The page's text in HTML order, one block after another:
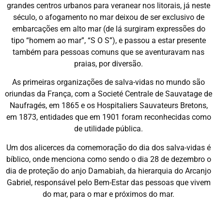
grandes centros urbanos para veranear nos litorais, já neste
século, o afogamento no mar deixou de ser exclusivo de
embarcações em alto mar (de lá surgiram expressões do
tipo “homem ao mar”, “S O S”), e passou a estar presente
também para pessoas comuns que se aventuravam nas
praias, por diversão.
As primeiras organizações de salva-vidas no mundo são
oriundas da França, com a Societé Centrale de Sauvatage de
Naufragés, em 1865 e os Hospitaliers Sauvateurs Bretons,
em 1873, entidades que em 1901 foram reconhecidas como
de utilidade pública.
Um dos alicerces da comemoração do dia dos salva-vidas é
bíblico, onde menciona como sendo o dia 28 de dezembro o
dia de proteção do anjo Damabiah, da hierarquia do Arcanjo
Gabriel, responsável pelo Bem-Estar das pessoas que vivem
do mar, para o mar e próximos do mar.